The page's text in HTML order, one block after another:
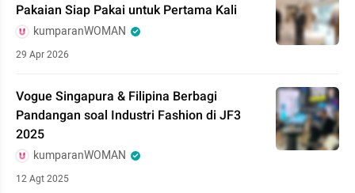
Pakaian Siap Pakai untuk Pertama Kali
kumparanWOMAN
29 Apr 2026
Vogue Singapura & Filipina Berbagi
Pandangan soal Industri Fashion di JF3
2025
kumparanWOMAN
12 Agt 2025